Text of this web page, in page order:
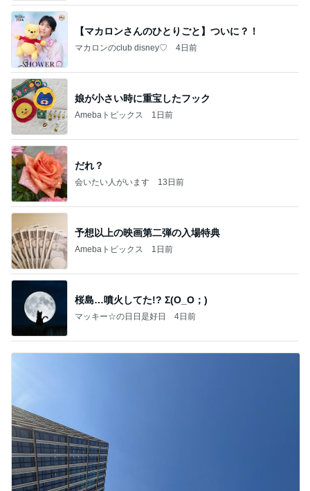
【マカロンさんのひとりごと】ついに？！
マカロンのclub disney♡ 4日前
娘が小さい時に重宝したフック
Amebaトピックス 1日前
だれ？
会いたい人がいます 13日前
予想以上の映画第二弾の入場特典
Amebaトピックス 1日前
桜島…噴火してた!? Σ(O_O；)
マッキー☆の日日是好日 4日前